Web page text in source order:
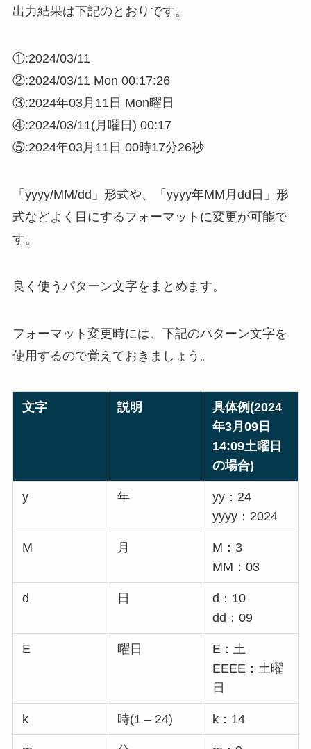
出力結果は下記のとおりです。
①:2024/03/11
②:2024/03/11 Mon 00:17:26
③:2024年03月11日 Mon曜日
④:2024/03/11(月曜日) 00:17
⑤:2024年03月11日 00時17分26秒
「yyyy/MM/dd」形式や、「yyyy年MM月dd日」形
式などよく目にするフォーマットに変更が可能で
す。
良く使うパターン文字をまとめます。
フォーマット変更時には、下記のパターン文字を
使用するので覚えておきましょう。
文字 説明
具体例(2024
年3月09日
14:09土曜日
の場合)
y 年
yy：24
yyyy：2024
M 月
M：3
MM：03
d 日
d：10
dd：09
E 曜日
E：土
EEEE：土曜
日
k 時(1 – 24) k：14